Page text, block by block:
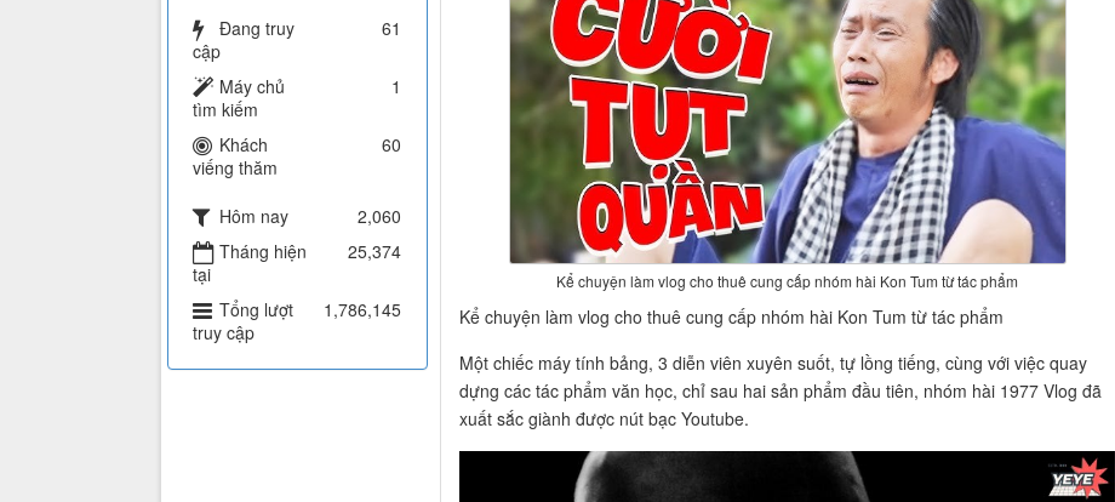
Kể chuyện làm vlog cho thuê cung cấp nhóm hài Kon Tum từ tác phẩm
Kể chuyện làm vlog cho thuê cung cấp nhóm hài Kon Tum từ tác phẩm
Một chiếc máy tính bảng, 3 diễn viên xuyên suốt, tự lồng tiếng, cùng với việc quay
dựng các tác phẩm văn học, chỉ sau hai sản phẩm đầu tiên, nhóm hài 1977 Vlog đã
xuất sắc giành được nút bạc Youtube.
Đang truy
cập
61
Máy chủ
tìm kiếm
1
Khách
viếng thăm
60
Hôm nay
2,060
Tháng hiện
tại
25,374
Tổng lượt
truy cập
1,786,145